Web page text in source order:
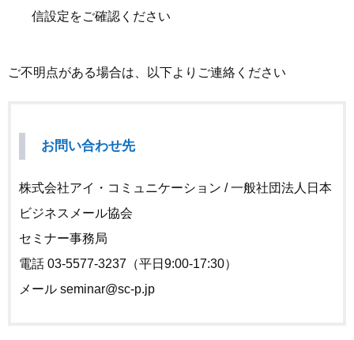
信設定をご確認ください
ご不明点がある場合は、以下よりご連絡ください
お問い合わせ先
株式会社アイ・コミュニケーション / 一般社団法人日本
ビジネスメール協会
セミナー事務局
電話 03-5577-3237（平日9:00-17:30）
メール seminar@sc-p.jp